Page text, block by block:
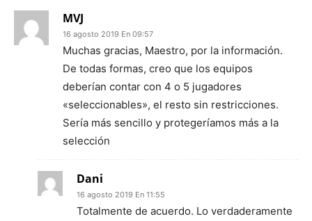
MVJ
16 agosto 2019 En 09:57
Muchas gracias, Maestro, por la información.
De todas formas, creo que los equipos
deberían contar con 4 o 5 jugadores
«seleccionables», el resto sin restricciones.
Sería más sencillo y protegeríamos más a la
selección
Dani
16 agosto 2019 En 11:55
Totalmente de acuerdo. Lo verdaderamente